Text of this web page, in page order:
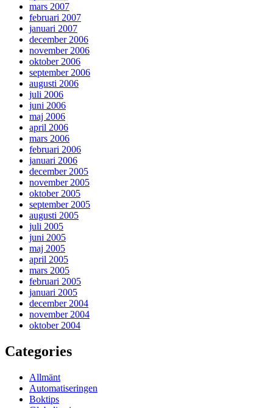
mars 2007
februari 2007
januari 2007
december 2006
november 2006
oktober 2006
september 2006
augusti 2006
juli 2006
juni 2006
maj 2006
april 2006
mars 2006
februari 2006
januari 2006
december 2005
november 2005
oktober 2005
september 2005
augusti 2005
juli 2005
juni 2005
maj 2005
april 2005
mars 2005
februari 2005
januari 2005
december 2004
november 2004
oktober 2004
Categories
Allmänt
Automatiseringen
Boktips